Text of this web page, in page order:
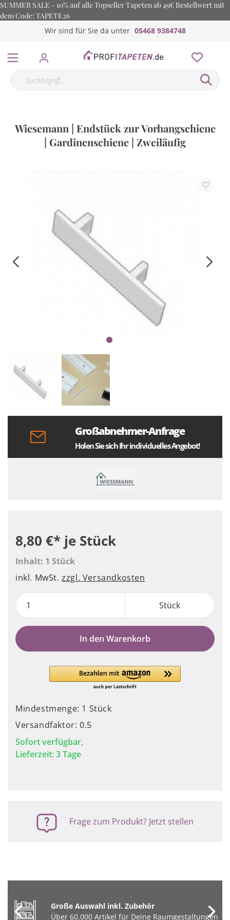
SUMMER SALE - 10% auf alle Topseller Tapeten ab 49€ Bestellwert mit
dem Code: TAPETE26
Wir sind für Sie da unter 05468 9384748
Wiesemann | Endstück zur Vorhangschiene
| Gardinenschiene | Zweiläufig
Großabnehmer-Anfrage
Holen Sie sich Ihr individuelles Angebot!
8,80 €* je Stück
Inhalt: 1 Stück
inkl. MwSt.zzgl. Versandkosten
Stück
In den Warenkorb
Mindestmenge: 1 Stück
Versandfaktor: 0.5
Sofort verfügbar,
Lieferzeit: 3 Tage
Frage zum Produkt? Jetzt stellen
Große Auswahl inkl. Zubehör
Über 60.000 Artikel für Deine Raumgestaltungen